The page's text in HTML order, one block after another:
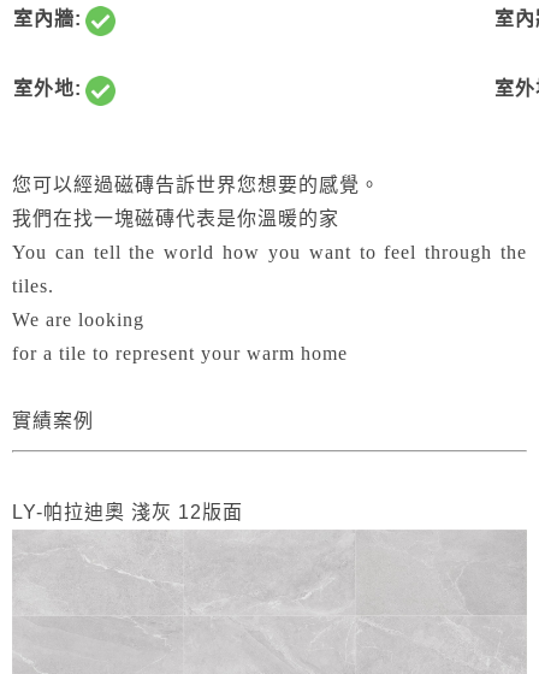
室內牆:
室外地:
室
室
您可以經過磁磚告訴世界您想要的感覺。
我們在找一塊磁磚代表是你溫暖的家
You can tell the world how you want to feel through the
tiles.
We are looking
for a tile to represent your warm home
實績案例
LY-帕拉迪奧 淺灰 12版面